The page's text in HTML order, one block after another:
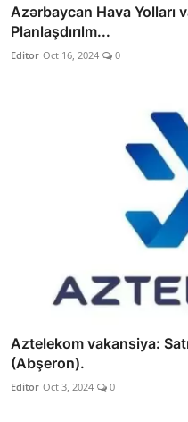
Azərbaycan Hava Yolları
Planlaşdırılm...
Editor Oct 16, 2024 0
Aztelekom vakansiya:
(Abşeron).
Editor Oct 3, 2024 0